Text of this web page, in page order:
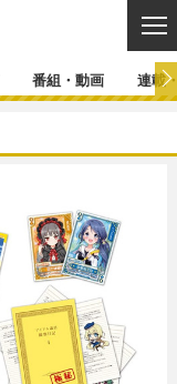
マンガ
音楽
イベント
コスプレ
カバー
レポート
連載一覧
ラジオ
コラム
番組・動画 連載